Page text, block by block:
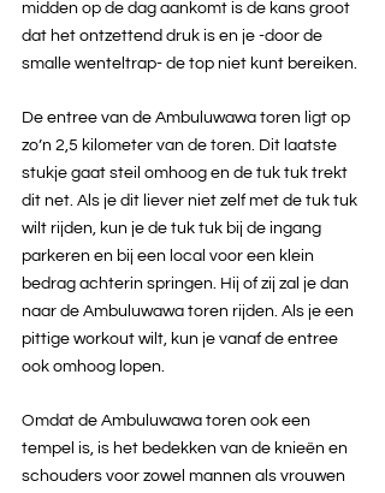
midden op de dag aankomt is de kans groot
dat het ontzettend druk is en je -door de
smalle wenteltrap- de top niet kunt bereiken.
De entree van de Ambuluwawa toren ligt op
zo’n 2,5 kilometer van de toren. Dit laatste
stukje gaat steil omhoog en de tuk tuk trekt
dit net. Als je dit liever niet zelf met de tuk tuk
wilt rijden, kun je de tuk tuk bij de ingang
parkeren en bij een local voor een klein
bedrag achterin springen. Hij of zij zal je dan
naar de Ambuluwawa toren rijden. Als je een
pittige workout wilt, kun je vanaf de entree
ook omhoog lopen.
Omdat de Ambuluwawa toren ook een
tempel is, is het bedekken van de knieën en
schouders voor zowel mannen als vrouwen